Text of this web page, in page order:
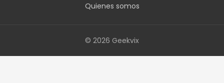
Quienes somos
© 2026 Geekvix